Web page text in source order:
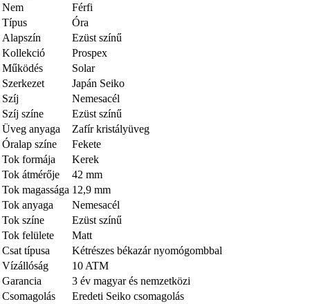
Nem
Férfi
Típus
Óra
Alapszín
Ezüst színű
Kollekció
Prospex
Működés
Solar
Szerkezet
Japán Seiko
Szíj
Nemesacél
Szíj színe
Ezüst színű
Üveg anyaga
Zafír kristályüveg
Óralap színe
Fekete
Tok formája
Kerek
Tok átmérője
42 mm
Tok magassága 12,9 mm
Tok anyaga
Nemesacél
Tok színe
Ezüst színű
Tok felülete
Matt
Csat típusa
Kétrészes békazár nyomógombbal
Vízállóság
10 ATM
Garancia
3 év magyar és nemzetközi
Csomagolás
Eredeti Seiko csomagolás